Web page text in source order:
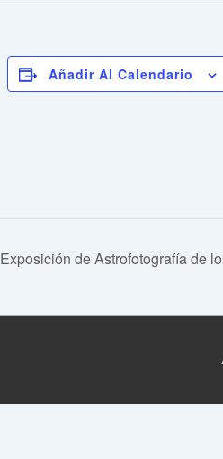
Añadir Al Calendario
Exposición de Astrofotografía de